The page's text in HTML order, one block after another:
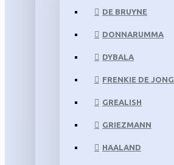
DE BRUYNE
DONNARUMMA
DYBALA
FRENKIE DE JONG
GREALISH
GRIEZMANN
HAALAND